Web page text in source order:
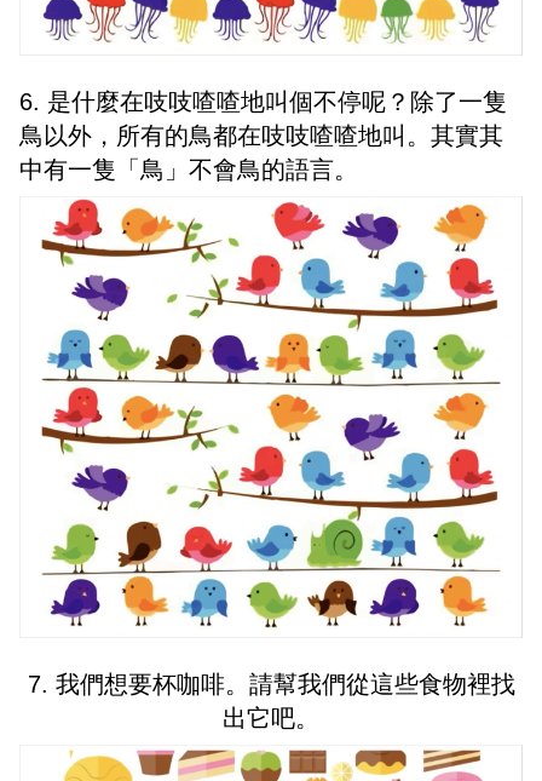
6. 是什麼在吱吱喳喳地叫個不停呢？除了一隻
鳥以外，所有的鳥都在吱吱喳喳地叫。其實其
中有一隻「鳥」不會鳥的語言。
7. 我們想要杯咖啡。請幫我們從這些食物裡找
出它吧。